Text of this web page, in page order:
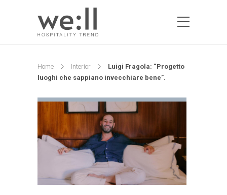
Home Interior
Luigi Fragola: “Progetto
luoghi che sappiano invecchiare bene”.